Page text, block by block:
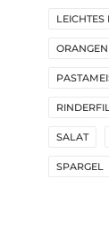
LEICHTES
SALAT
SPARGEL